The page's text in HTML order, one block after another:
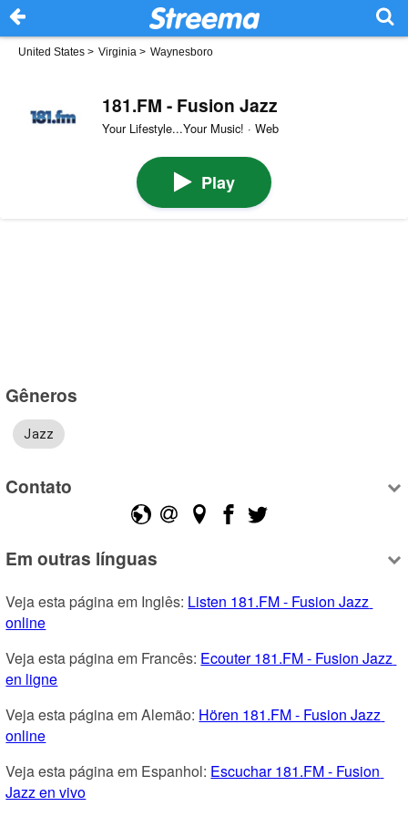
United States > Virginia > Waynesboro
181.FM - Fusion Jazz
Your Lifestyle...Your Music! · Web
Play
Gêneros
Jazz
Contato
Em outras línguas
Veja esta página em Inglês: Listen 181.FM - Fusion Jazz
online
Veja esta página em Francês: Ecouter 181.FM - Fusion Jazz
en ligne
Veja esta página em Alemão: Hören 181.FM - Fusion Jazz
online
Veja esta página em Espanhol: Escuchar 181.FM - Fusion
Jazz en vivo